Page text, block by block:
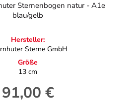
Sternenbogen natur - A1e
blau/gelb
Hersteller:
Sterne GmbH
Größe
13 cm
Regulärer Preis:
91,00 €